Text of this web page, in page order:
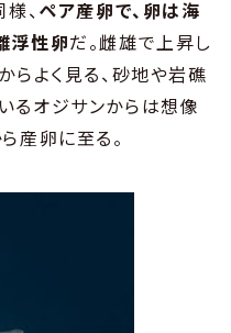
、 ペア産卵で、卵は海
浮性卵だ。雌雄で上昇し
らよく見る、砂地や岩礁
るオジサンからは想像
産卵に至る。